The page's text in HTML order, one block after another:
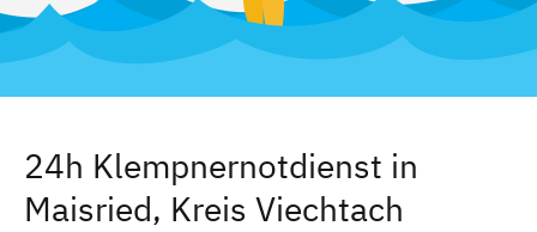
24h Klempnernotdienst in
Maisried, Kreis Viechtach